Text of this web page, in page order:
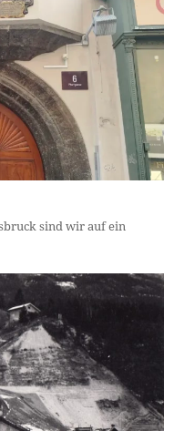
sind wir auf ein